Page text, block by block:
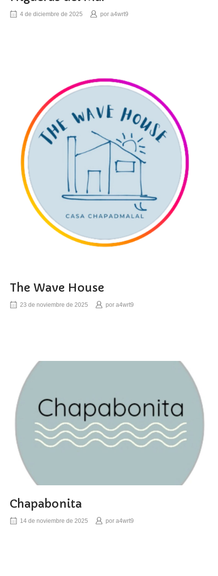
4 de diciembre de 2025 por a4wrt9
The Wave House
23 de noviembre de 2025 por a4wrt9
Chapabonita
14 de noviembre de 2025 por a4wrt9